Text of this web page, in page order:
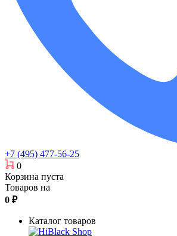
+7 (495) 477-56-25
0
Корзина пуста
Товаров на
0 ₽
Каталог товаров